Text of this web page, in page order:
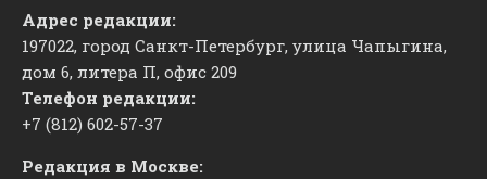
Адрес редакции:
197022, город Санкт-Петербург, улица Чапыгина,
дом 6, литера П, офис 209
Телефон редакции:
+7 (812) 602-57-37
Редакция в Москве: